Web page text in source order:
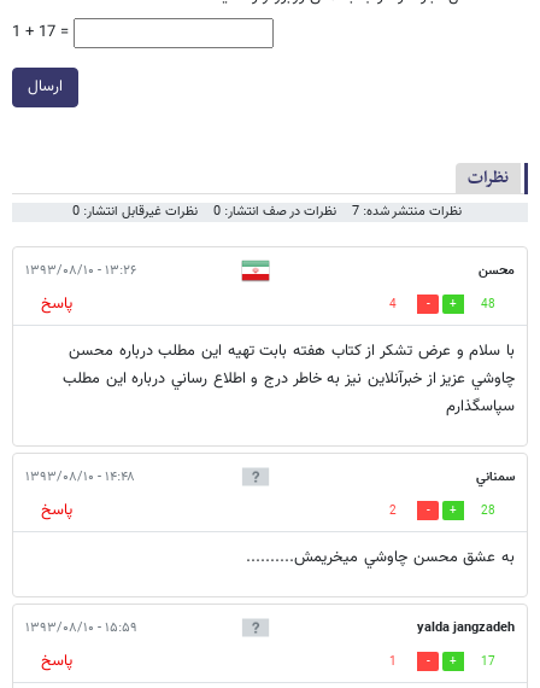
1 + 17 =
ارسال
نظرات
نظرات منتشر شده: 7 نظرات در صف انتشار: 0 نظرات غیرقابل انتشار: 0
محسن ۱۳:۲۶ - ۱۳۹۳/۰۸/۱۰
48
4
پاسخ
با سلام و عرض تشكر از كتاب هفته بابت تهيه اين مطلب درباره محسن
چاوشي عزيز از خبرآنلاين نيز به خاطر درج و اطلاع رساني درباره اين مطلب
سپاسگذارم
سمناني ۱۴:۴۸ - ۱۳۹۳/۰۸/۱۰
28
2
پاسخ
به عشق محسن چاوشي ميخريمش..........
yalda jangzadeh ۱۵:۵۹ - ۱۳۹۳/۰۸/۱۰
17
1
پاسخ